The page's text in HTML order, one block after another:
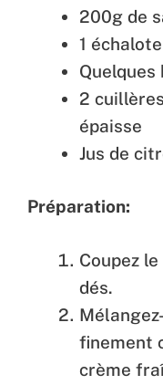
200g de
1 échalote
Quelques
2
épaisse
Jus de
Préparation:
Coupez
dés.
finement
crème